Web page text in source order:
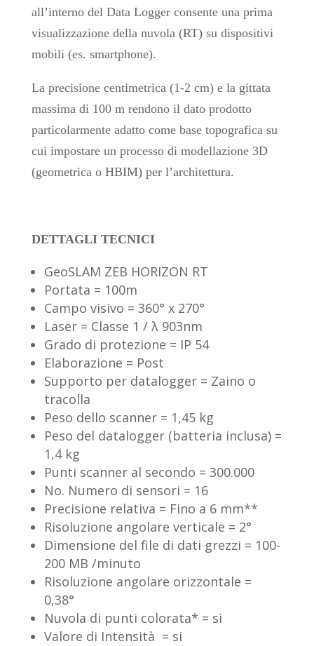
all’interno del Data Logger consente una prima
visualizzazione della nuvola (RT) su dispositivi
mobili (es. smartphone).
La precisione centimetrica (1-2 cm) e la gittata
massima di 100 m rendono il dato prodotto
particolarmente adatto come base topografica su
cui impostare un processo di modellazione 3D
(geometrica o HBIM) per l’architettura.
DETTAGLI TECNICI
GeoSLAM ZEB HORIZON RT
Portata = 100m
Campo visivo = 360° x 270°
Laser = Classe 1 / λ 903nm
Grado di protezione = IP 54
Elaborazione = Post
Supporto per datalogger = Zaino o
tracolla
Peso dello scanner = 1,45 kg
Peso del datalogger (batteria inclusa) =
1,4 kg
Punti scanner al secondo = 300.000
No. Numero di sensori = 16
Precisione relativa = Fino a 6 mm**
Risoluzione angolare verticale = 2°
Dimensione del file di dati grezzi = 100-
200 MB /minuto
Risoluzione angolare orizzontale =
0,38°
Nuvola di punti colorata* = si
Valore di Intensità = si